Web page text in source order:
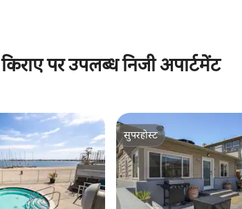
किराए पर उपलब्ध निजी अपार्टमेंट
सुपरहोस्ट
सुपरहोस्ट